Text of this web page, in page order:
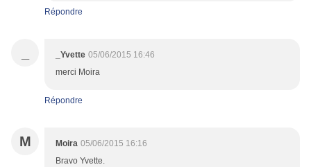
Répondre
_Yvette 05/06/2015 16:46
merci Moira
Répondre
M Moira 05/06/2015 16:16
Bravo Yvette.